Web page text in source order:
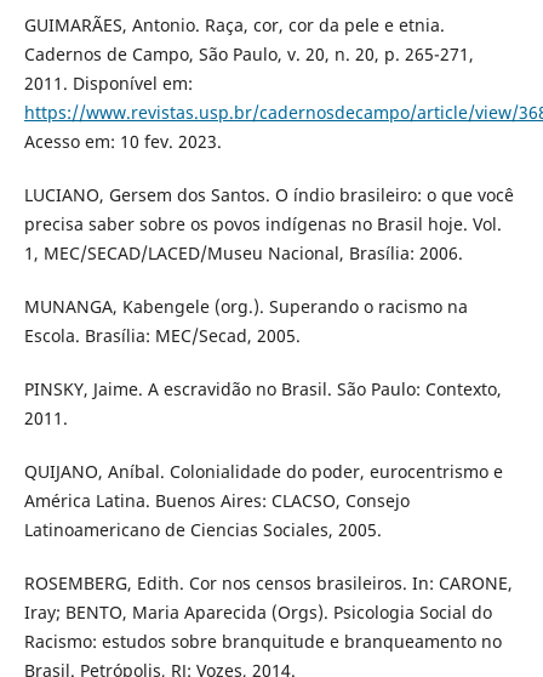
GUIMARÃES, Antonio. Raça, cor, cor da pele e etnia.
Cadernos de Campo, São Paulo, v. 20, n. 20, p. 265-271,
2011. Disponível em:
https://www.revistas.usp.br/cadernosdecampo/article/view/
Acesso em: 10 fev. 2023.
LUCIANO, Gersem dos Santos. O índio brasileiro: o que você
precisa saber sobre os povos indígenas no Brasil hoje. Vol.
1, MEC/SECAD/LACED/Museu Nacional, Brasília: 2006.
MUNANGA, Kabengele (org.). Superando o racismo na
Escola. Brasília: MEC/Secad, 2005.
PINSKY, Jaime. A escravidão no Brasil. São Paulo: Contexto,
2011.
QUIJANO, Aníbal. Colonialidade do poder, eurocentrismo e
América Latina. Buenos Aires: CLACSO, Consejo
Latinoamericano de Ciencias Sociales, 2005.
ROSEMBERG, Edith. Cor nos censos brasileiros. In: CARONE,
Iray; BENTO, Maria Aparecida (Orgs). Psicologia Social do
Racismo: estudos sobre branquitude e branqueamento no
Brasil. Petrópolis, RJ: Vozes, 2014.